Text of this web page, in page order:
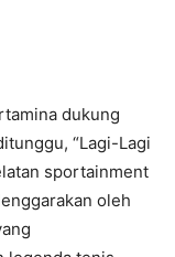
dukung
“Lagi-Lagi
sportainment
oleh